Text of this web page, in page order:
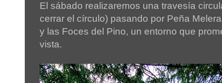
El sábado realizaremos una travesía
cerrar el círculo) pasando por Peña
y las Foces del Pino, un entorno que
vista.